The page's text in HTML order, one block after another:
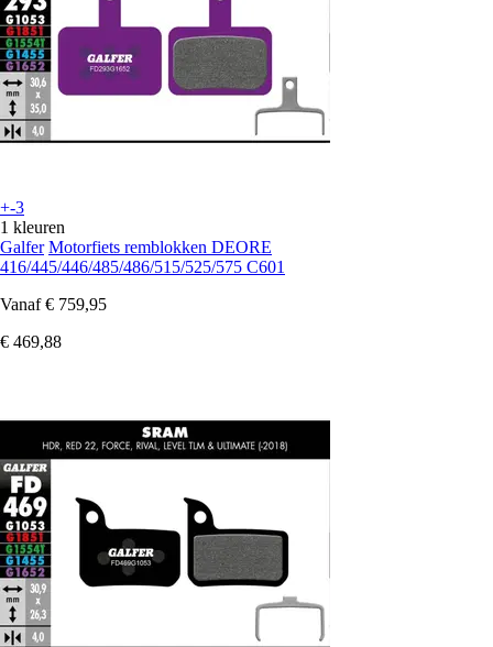
+-3
1 kleuren
Galfer Motorfiets remblokken DEORE
416/445/446/485/486/515/525/575 C601
Vanaf € 759,95
€ 469,88